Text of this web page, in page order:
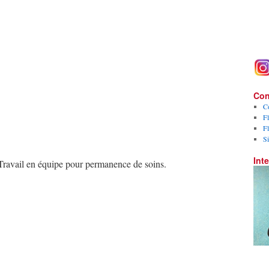
en équipe pour permanence de soins.